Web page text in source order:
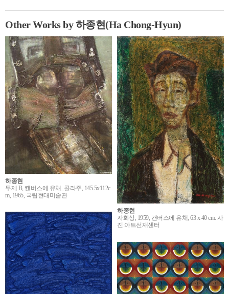
Other Works by 하종현(Ha Chong-Hyun)
하종현
무제 B, 캔버스에 유채_콜라주, 145.5x112c
m, 1965, 국립현대미술관
하종현
자화상, 1959, 캔버스에 유채, 63 x 40 cm. 사
진:아트선재센터